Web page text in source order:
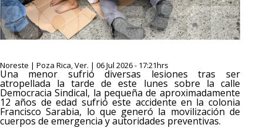
Noreste | Poza Rica, Ver. | 06 Jul 2026 - 17:21hrs
Una menor sufrió diversas lesiones tras ser
atropellada la tarde de este lunes sobre la calle
Democracia Sindical, la pequeña de aproximadamente
12 años de edad sufrió este accidente en la colonia
Francisco Sarabia, lo que generó la movilización de
cuerpos de emergencia y autoridades preventivas.